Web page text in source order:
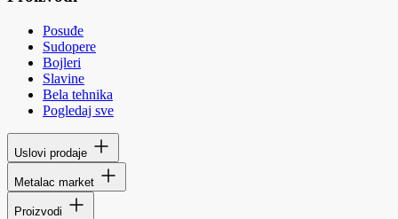
Posuđe
Sudopere
Bojleri
Slavine
Bela tehnika
Pogledaj sve
Uslovi prodaje
Metalac market
Proizvodi